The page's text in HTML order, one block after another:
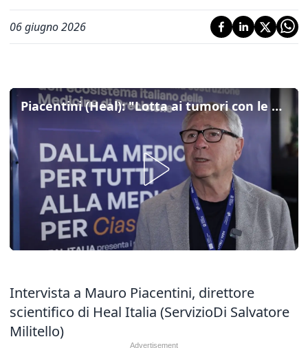
06 giugno 2026
Piacentini (Heal): "Lotta ai tumori con le nano particelle che trasportano i farmaci"
Intervista a Mauro Piacentini, direttore
scientifico di Heal Italia (ServizioDi Salvatore
Militello)